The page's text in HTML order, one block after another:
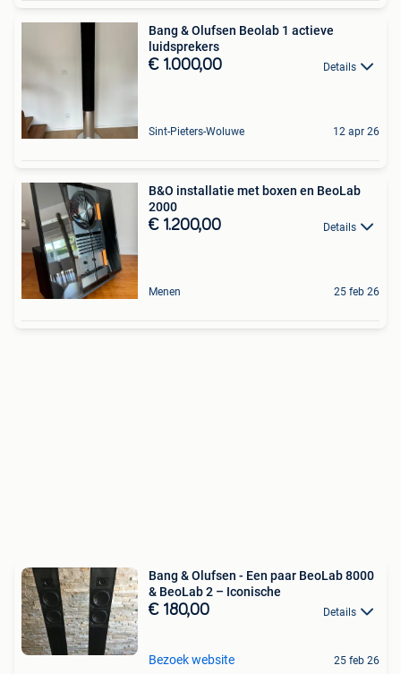
Bang & Olufsen Beolab 1 actieve
luidsprekers
€ 1.000,00 Details
Sint-Pieters-Woluwe 12 apr 26
B&O installatie met boxen en BeoLab
2000
€ 1.200,00 Details
Menen 25 feb 26
Bang & Olufsen - Een paar BeoLab 8000
& BeoLab 2 – Iconische
€ 180,00 Details
Bezoek website 25 feb 26